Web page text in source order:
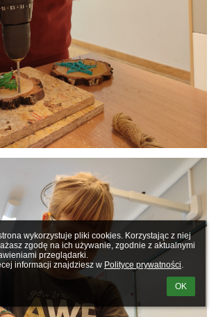
wykorzystuje pliki cookies. Korzystając z niej
zgodę na ich używanie, zgodnie z aktualnymi
przeglądarki.
informacji znajdziesz w Polityce prywatności.
OK